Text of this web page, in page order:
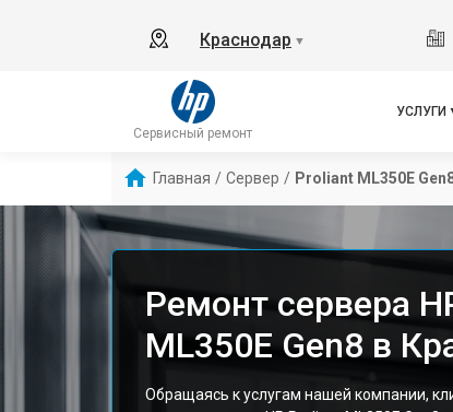
Краснодар ▼
Сервисный ремонт
УСЛУГИ
Главная / Сервер / Proliant ML350E
Ремонт сервера
ML350E Gen8 в
Обращаясь к услугам нашей компании,